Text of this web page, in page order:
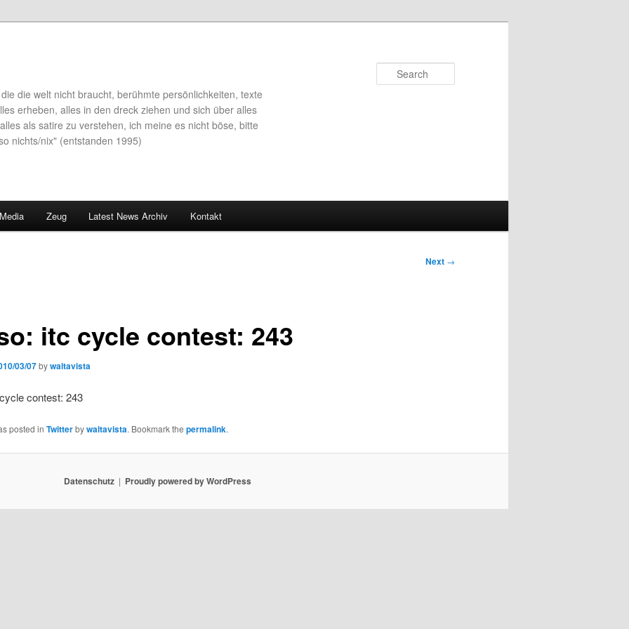
die welt nicht braucht, berühmte persönlichkeiten, texte
erheben, alles in den dreck ziehen und sich über alles
als satire zu verstehen, ich meine es nicht böse, bitte
nichts/nix" (entstanden 1995)
Zeug Latest News Archiv Kontakt
Next →
itc cycle contest: 243
03/07bywaltavista
contest: 243
posted in Twitterbywaltavista. Bookmark the permalink.
Datenschutz Proudly powered by WordPress